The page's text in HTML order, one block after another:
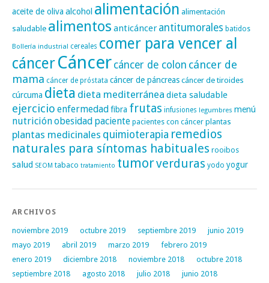
aceite de oliva alcohol alimentación alimentación
saludable alimentos anticáncer antitumorales batidos
Bollería industrial cereales comer para vencer al
cáncerCáncer cáncer de colon cáncer de
mama cáncer de próstata cáncer de páncreascáncer de tiroides
cúrcuma dieta dieta mediterránea dieta saludable
ejercicio enfermedadfibra frutas infusiones legumbres menú
nutriciónobesidad paciente pacientes con cáncer plantas
plantas medicinales quimioterapia remedios
naturales para síntomas habituales rooibos
salud SEOM tabaco tratamiento tumorverduras yodo yogur
ARCHIVOS
noviembre 2019 octubre 2019 septiembre 2019
junio 2019
mayo 2019
abril 2019 marzo 2019
febrero 2019
enero 2019
diciembre 2018 noviembre 2018
octubre 2018
septiembre 2018
agosto 2018 julio 2018
junio 2018